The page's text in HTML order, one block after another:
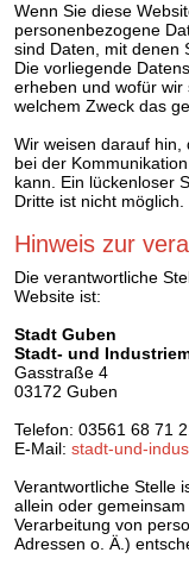
Wenn Sie diese
personenbezogene
sind Daten, mit denen
Die vorliegende
erheben und wofür wir
welchem Zweck das
Wir weisen darauf hin,
bei der
kann. Ein lückenloser
Dritte ist nicht möglich.
Hinweis zur
Die verantwortliche
Website ist:
Stadt Guben
Stadt- und
Gasstraße 4
03172 Guben
Telefon: 03561 68 71
E-Mail: stadt-und-
Verantwortliche Stelle
allein oder
Verarbeitung von
Adressen o. Ä.)